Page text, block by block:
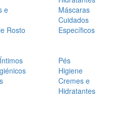
e
Rosto
Máscaras
Cuidados
Específicos
Pés
Higiene
Cremes e
Hidratantes